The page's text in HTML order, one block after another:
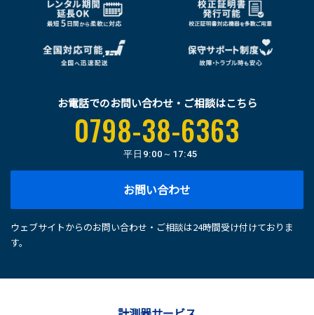
お電話でのお問い合わせ・ご相談はこちら
0798-38-6363
平日 9:00～17:45
お問い合わせ
ウェブサイトからのお問い合わせ・ご相談は24時間受け付けておりま
す。